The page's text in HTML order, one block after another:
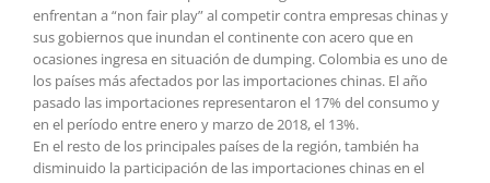
enfrentan a “non fair play” al competir contra empresas chinas y
sus gobiernos que inundan el continente con acero que en
ocasiones ingresa en situación de dumping. Colombia es uno de
los países más afectados por las importaciones chinas. El año
pasado las importaciones representaron el 17% del consumo y
en el período entre enero y marzo de 2018, el 13%.
En el resto de los principales países de la región, también ha
disminuido la participación de las importaciones chinas en el